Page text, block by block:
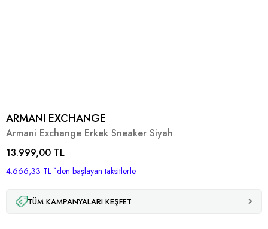
ARMANI EXCHANGE
Armani Exchange Erkek Sneaker Siyah
13.999,00 TL
4.666,33 TL `den başlayan taksitlerle
TÜM KAMPANYALARI KEŞFET